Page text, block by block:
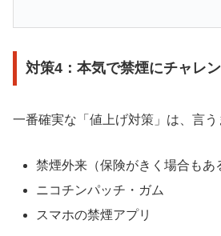
対策4：本気で禁煙にチャレ
一番確実な「値上げ対策」は、言う
禁煙外来（保険がきく場合もあ
ニコチンパッチ・ガム
スマホの禁煙アプリ